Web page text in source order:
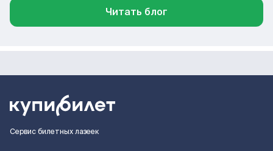
Читать блог
Сервис билетных лазеек